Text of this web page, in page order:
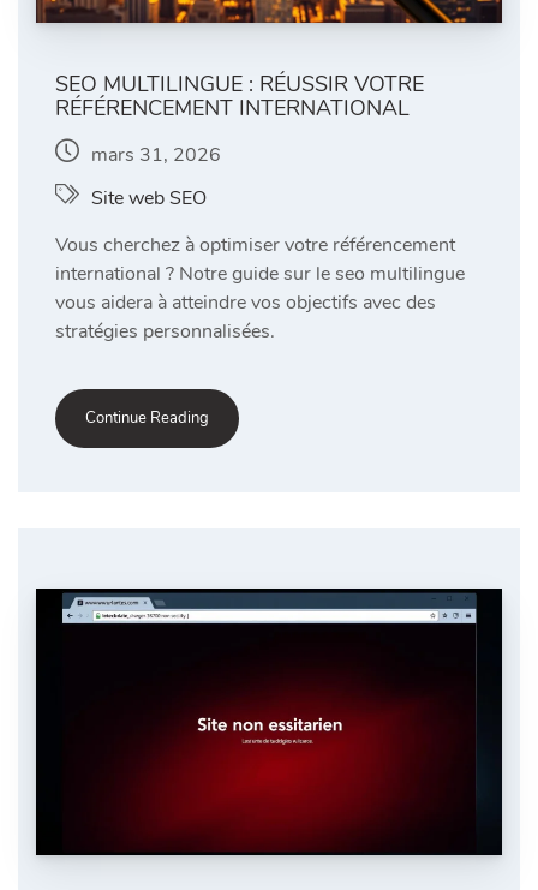
SEO MULTILINGUE : RÉUSSIR VOTRE
RÉFÉRENCEMENT INTERNATIONAL
mars 31, 2026
Site web SEO
Vous cherchez à optimiser votre référencement
international ? Notre guide sur le seo multilingue
vous aidera à atteindre vos objectifs avec des
stratégies personnalisées.
Continue Reading